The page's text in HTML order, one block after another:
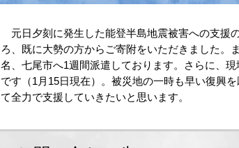
元日夕刻に発生した能登半島地震被害への支援
ろ、既に大勢の方からご寄附をいただきました。
名、七尾市へ1週間派遣しております。さらに、
です（1月15日現在）。被災地の一時も早い復興
て全力で支援していきたいと思います。